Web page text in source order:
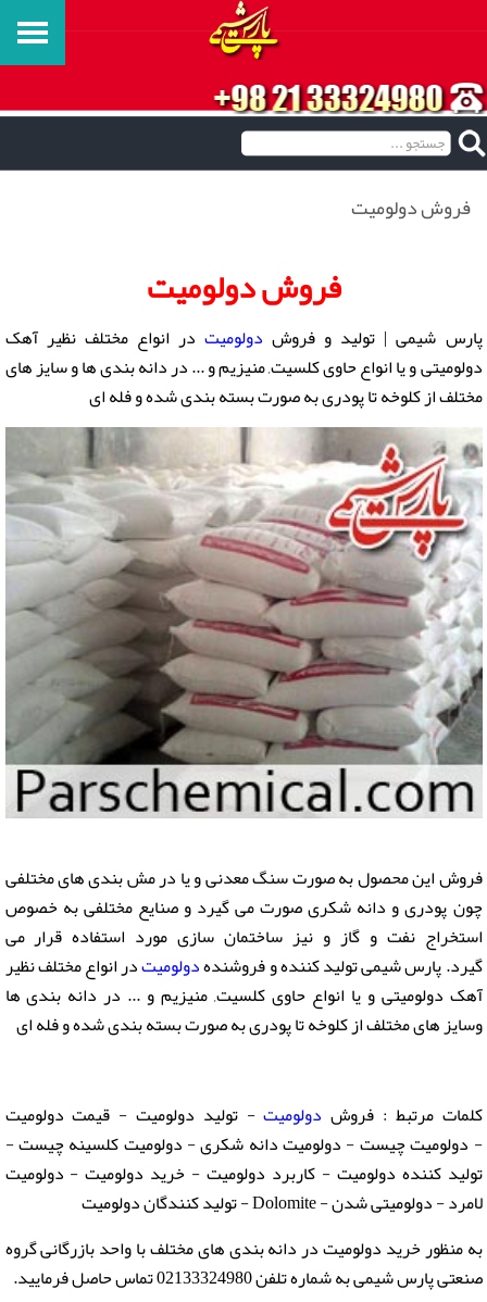
فروش دولومیت
فروش دولومیت
پارس شیمی | تولید و فروش دولومیت در انواع مختلف نظیر آهک
دولومیتی و یا انواع حاوی کلسیت, منیزیم و ... در دانه بندی ها و سایز های
مختلف از کلوخه تا پودری به صورت بسته بندی شده و فله ای
فروش این محصول به صورت سنگ معدنی و یا در مش بندی های مختلفی
چون پودری و دانه شکری صورت می گیرد و صنایع مختلفی به خصوص
استخراج نفت و گاز و نیز ساختمان سازی مورد استفاده قرار می
گیرد. پارس شیمی تولید کننده و فروشندهدولومیتدر انواع مختلف نظیر
آهک دولومیتی و یا انواع حاوی کلسیت, منیزیم و ... در دانه بندی ها
وسایز های مختلف از کلوخه تا پودری به صورت بسته بندی شده و فله ای
کلمات مرتبط : فروش دولومیت- تولید دولومیت - قیمت دولومیت
- دولومیت چیست - دولومیت دانه شکری - دولومیت کلسینه چیست -
تولید کننده دولومیت - کاربرد دولومیت - خرید دولومیت - دولومیت
لامرد - دولومیتی شدن - Dolomite - تولید کنندگان دولومیت
به منظور خرید دولومیت در دانه بندی های مختلف با واحد بازرگانی گروه
صنعتی پارس شیمی به شماره تلفن 02133324980 تماس حاصل فرمایید.